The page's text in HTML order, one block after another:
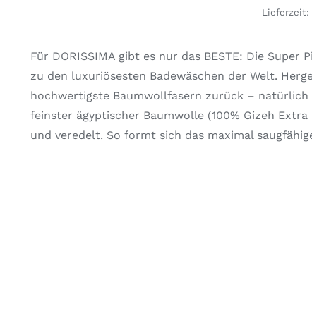
AUF
DER
PRODUKTSEITE
GEWÄHLT
WERDEN
Lieferzeit:
Für DORISSIMA gibt es nur das BESTE: Die Super
zu den luxuriösesten Badewäschen der Welt.
hochwertigste Baumwollfasern zurück – natürlich
feinster ägyptischer Baumwolle (100% Gizeh
und veredelt. So formt sich das maximal